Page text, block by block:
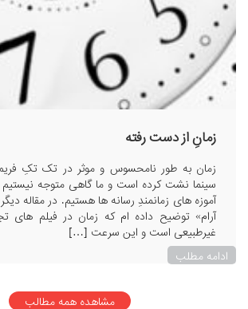
زمانِ از دست رفته
زمان به طور نامحسوس و موثر در تک تکِ
سینما نشت کرده است و ما گاهی متوجه نیستیم
آموزه های زمانمندِ رسانه ها هستیم. در مقاله
آرام» توضیح داده ام که زمان در فیلم های
غیرطبیعی است و این سرعت […]
ادامه مطلب
مشاهده همه مطالب